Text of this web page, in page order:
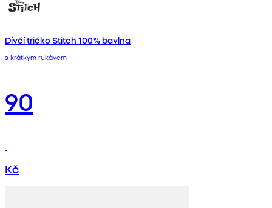
Dívčí tričko Stitch 100% bavlna
s krátkým rukávem
90
Kč